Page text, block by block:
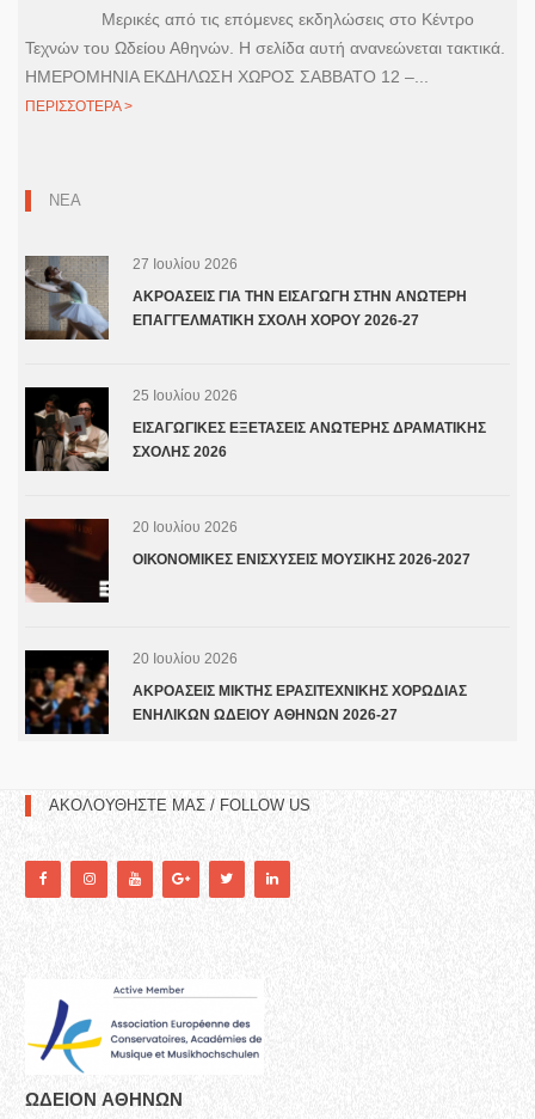
Μερικές από τις επόμενες εκδηλώσεις στο Κέντρο
Τεχνών του Ωδείου Αθηνών. Η σελίδα αυτή ανανεώνεται τακτικά.
ΗΜΕΡΟΜΗΝΙΑ ΕΚΔΗΛΩΣΗ ΧΩΡΟΣ ΣΑΒΒΑΤΟ 12 –...
ΠΕΡΙΣΣΟΤΕΡΑ >
ΝΕΑ
27 Ιουλίου 2026
ΑΚΡΟΑΣΕΙΣ ΓΙΑ ΤΗΝ ΕΙΣΑΓΩΓΗ ΣΤΗΝ ΑΝΩΤΕΡΗ
ΕΠΑΓΓΕΛΜΑΤΙΚΗ ΣΧΟΛΗ ΧΟΡΟΥ 2026-27
25 Ιουλίου 2026
ΕΙΣΑΓΩΓΙΚΕΣ ΕΞΕΤΑΣΕΙΣ ΑΝΩΤΕΡΗΣ ΔΡΑΜΑΤΙΚΗΣ
ΣΧΟΛΗΣ 2026
20 Ιουλίου 2026
ΟΙΚΟΝΟΜΙΚΕΣ ΕΝΙΣΧΥΣΕΙΣ ΜΟΥΣΙΚΗΣ 2026-2027
20 Ιουλίου 2026
ΑΚΡΟΑΣΕΙΣ ΜΙΚΤΗΣ ΕΡΑΣΙΤΕΧΝΙΚΗΣ ΧΟΡΩΔΙΑΣ
ΕΝΗΛΙΚΩΝ ΩΔΕΙΟΥ ΑΘΗΝΩΝ 2026-27
ΑΚΟΛΟΥΘΗΣΤΕ ΜΑΣ / FOLLOW US
ΩΔΕΙΟN ΑΘΗΝΩΝ